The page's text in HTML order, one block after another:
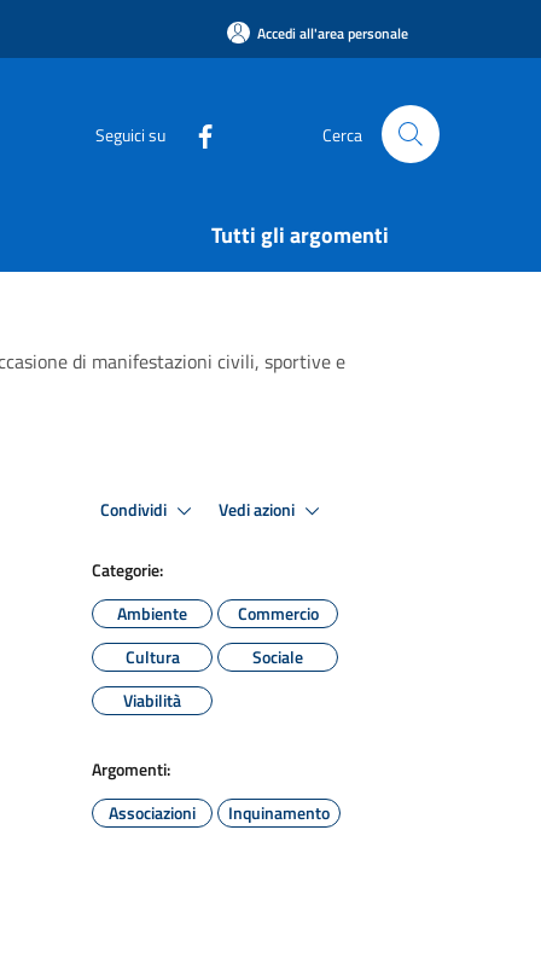
Accedi all'area personale
Seguici su Cerca
Tutti gli argomenti
di manifestazioni civili, sportive e
Condividi Vedi azioni
Categorie:
Ambiente
Commercio
Cultura
Sociale
Viabilità
Argomenti:
Associazioni
Inquinamento